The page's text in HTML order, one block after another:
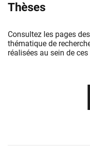
Thèses
Consultez les pages
thématique de
réalisées au sein de